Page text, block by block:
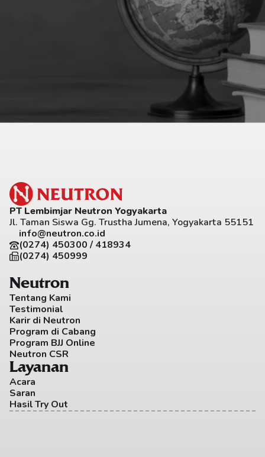
PT Lembimjar Neutron Yogyakarta
Jl. Taman Siswa Gg. Trustha Jumena, Yogyakarta 55151
info@neutron.co.id
(0274) 450300 / 418934
(0274) 450999
Neutron
Tentang Kami
Testimonial
Karir di Neutron
Program di Cabang
Program BJJ Online
Neutron CSR
Layanan
Acara
Saran
Hasil Try Out